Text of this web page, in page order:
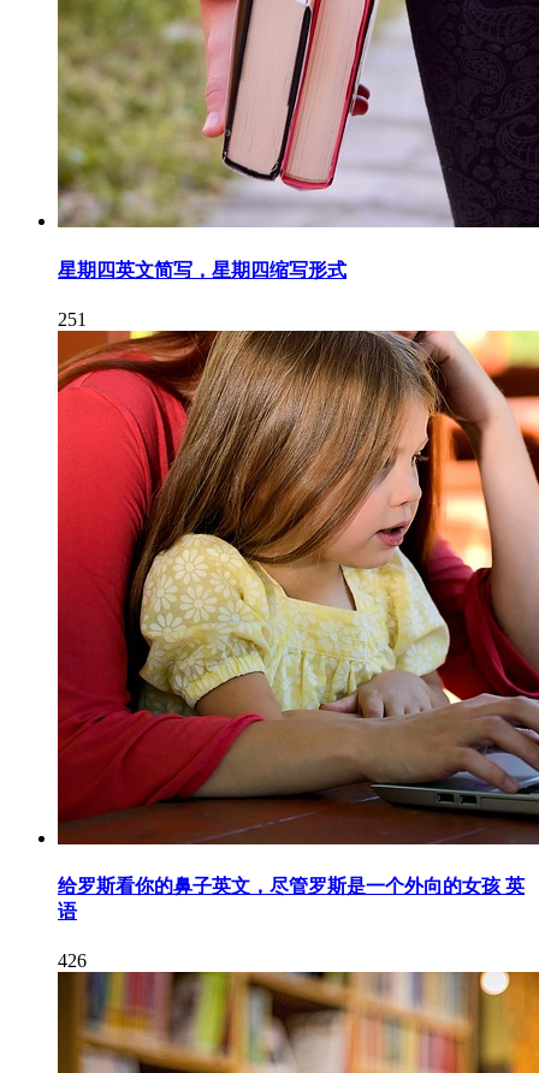
星期四英文简写，星期四缩写形式
251
给罗斯看你的鼻子英文，尽管罗斯是一个外向的女孩 英
语
426